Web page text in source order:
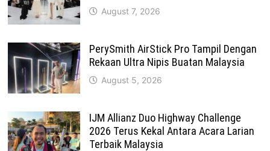
August 7, 2026
PerySmith AirStick Pro Tampil Dengan
Rekaan Ultra Nipis Buatan Malaysia
August 5, 2026
IJM Allianz Duo Highway Challenge
2026 Terus Kekal Antara Acara Larian
Terbaik Malaysia